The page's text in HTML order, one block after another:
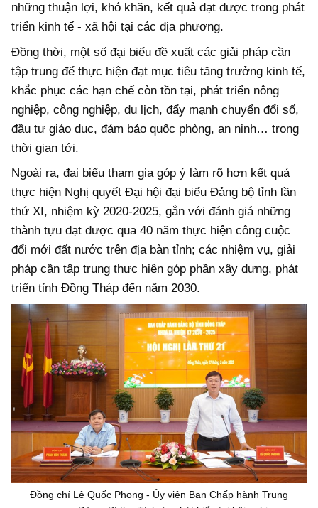
những thuận lợi, khó khăn, kết quả đạt được trong phát
triển kinh tế - xã hội tại các địa phương.
Đồng thời, một số đại biểu đề xuất các giải pháp cần
tập trung để thực hiện đạt mục tiêu tăng trưởng kinh tế,
khắc phục các hạn chế còn tồn tại, phát triển nông
nghiệp, công nghiệp, du lịch, đẩy mạnh chuyển đổi số,
đầu tư giáo dục, đảm bảo quốc phòng, an ninh… trong
thời gian tới.
Ngoài ra, đại biểu tham gia góp ý làm rõ hơn kết quả
thực hiện Nghị quyết Đại hội đại biểu Đảng bộ tỉnh lần
thứ XI, nhiệm kỳ 2020-2025, gắn với đánh giá những
thành tựu đạt được qua 40 năm thực hiện công cuộc
đổi mới đất nước trên địa bàn tỉnh; các nhiệm vụ, giải
pháp cần tập trung thực hiện góp phần xây dựng, phát
triển tỉnh Đồng Tháp đến năm 2030.
Đồng chí Lê Quốc Phong - Ủy viên Ban Chấp hành Trung